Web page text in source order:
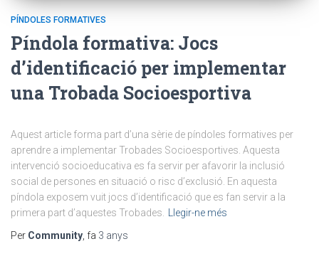
PÍNDOLES FORMATIVES
Píndola formativa: Jocs
d’identificació per implementar
una Trobada Socioesportiva
Aquest article forma part d’una sèrie de píndoles formatives per
aprendre a implementar Trobades Socioesportives. Aquesta
intervenció socioeducativa es fa servir per afavorir la inclusió
social de persones en situació o risc d’exclusió. En aquesta
píndola exposem vuit jocs d’identificació que es fan servir a la
primera part d’aquestes Trobades.
Llegir-ne més
Per Community , fa 3 anys